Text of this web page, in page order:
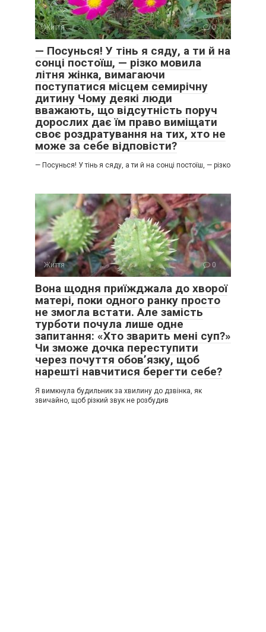
Життя 0
— Посунься! У тінь я сяду, а ти й на
сонці постоїш, — різко мовила
літня жінка, вимагаючи
поступатися місцем семирічну
дитину Чому деякі люди
вважають, що відсутність поруч
дорослих дає їм право виміщати
своє роздратування на тих, хто не
може за себе відповісти?
— Посунься! У тінь я сяду, а ти й на сонці постоїш, — різко
Життя 0
Вона щодня приїжджала до хворої
матері, поки одного ранку просто
не змогла встати. Але замість
турботи почула лише одне
запитання: «Хто зварить мені суп?»
Чи зможе дочка переступити
через почуття обов’язку, щоб
нарешті навчитися берегти себе?
Я вимкнула будильник за хвилину до дзвінка, як
звичайно, щоб різкий звук не розбудив